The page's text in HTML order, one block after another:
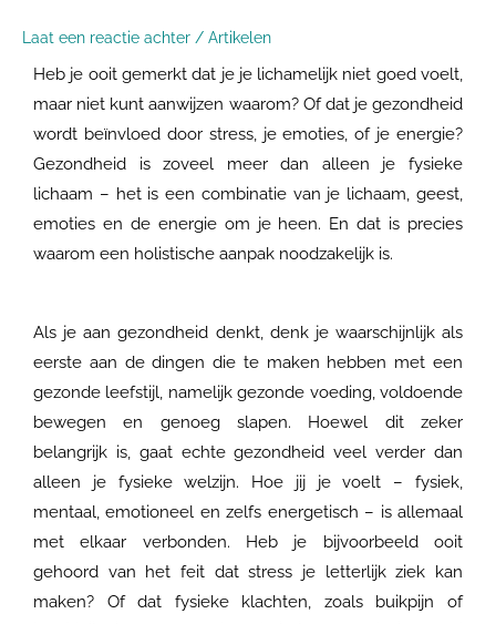
Laat een reactie achter / Artikelen
Heb je ooit gemerkt dat je je lichamelijk niet goed voelt,
maar niet kunt aanwijzen waarom? Of dat je gezondheid
wordt beïnvloed door stress, je emoties, of je energie?
Gezondheid is zoveel meer dan alleen je fysieke
lichaam – het is een combinatie van je lichaam, geest,
emoties en de energie om je heen. En dat is precies
waarom een holistische aanpak noodzakelijk is.
Als je aan gezondheid denkt, denk je waarschijnlijk als
eerste aan de dingen die te maken hebben met een
gezonde leefstijl, namelijk gezonde voeding, voldoende
bewegen en genoeg slapen. Hoewel dit zeker
belangrijk is, gaat echte gezondheid veel verder dan
alleen je fysieke welzijn. Hoe jij je voelt – fysiek,
mentaal, emotioneel en zelfs energetisch – is allemaal
met elkaar verbonden. Heb je bijvoorbeeld ooit
gehoord van het feit dat stress je letterlijk ziek kan
maken? Of dat fysieke klachten, zoals buikpijn of